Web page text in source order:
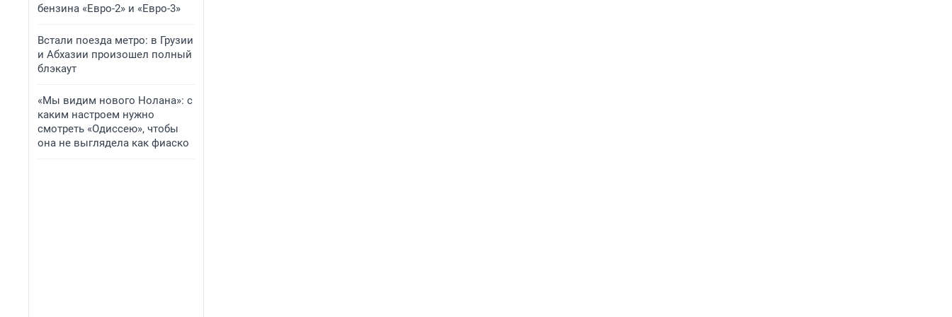
бензина «Евро-2» и «Евро-3»
Встали поезда метро: в Грузии
и Абхазии произошел полный
блэкаут
«Мы видим нового Нолана»: с
каким настроем нужно
смотреть «Одиссею», чтобы
она не выглядела как фиаско